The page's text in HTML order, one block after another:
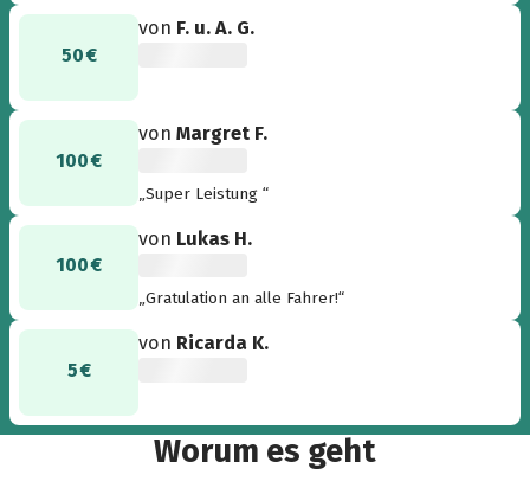
50 €
von F. u. A. G.
100 €
vonMargret F.
„Super Leistung “
100 €
von Lukas H.
„Gratulation an alle Fahrer!“
5 €
von Ricarda K.
Worum es geht